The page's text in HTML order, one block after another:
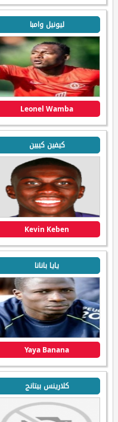
ليونيل وامبا
Leonel Wamba
كيفين كيبين
Kevin Keben
يايا بانانا
Yaya Banana
كلارينس بيتانج